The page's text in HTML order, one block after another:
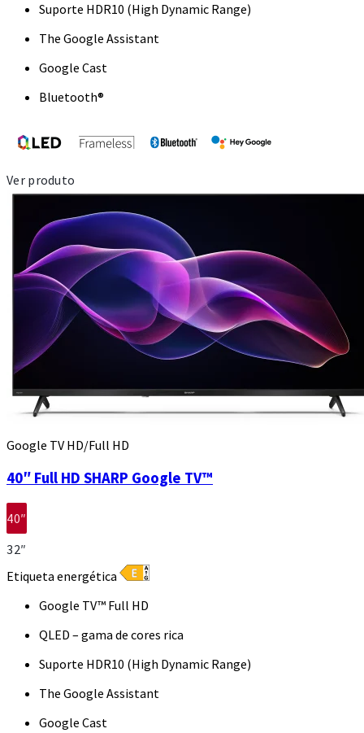
Suporte HDR10 (High Dynamic Range)
The Google Assistant
Google Cast
Bluetooth®
Ver produto
Google TV HD/Full HD
40″ Full HD SHARP Google TV™
40″
32″
Etiqueta energética
Google TV™ Full HD
QLED – gama de cores rica
Suporte HDR10 (High Dynamic Range)
The Google Assistant
Google Cast